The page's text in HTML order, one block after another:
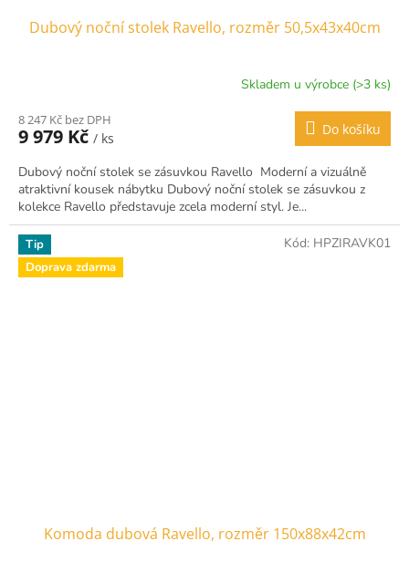
Dubový noční stolek Ravello, rozměr 50,5x43x40cm
Skladem u výrobce (>3 ks)
8 247 Kč bez DPH
9 979 Kč / ks
Do košíku
Dubový noční stolek se zásuvkou Ravello Moderní a vizuálně
atraktivní kousek nábytku Dubový noční stolek se zásuvkou z
kolekce Ravello představuje zcela moderní styl. Je...
Tip
Doprava zdarma
Komoda dubová Ravello, rozměr 150x88x42cm
Kód: HPZIRAVK01